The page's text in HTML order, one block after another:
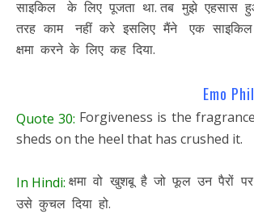
साइकिल के लिए पूजता था. तब मुझे एहसास
तरह काम नहीं करे इसलिए मैंने एक
क्षमा करने के लिए कह दिया.
Emo
Quote 30: Forgiveness is the
sheds on the heel that has crushed it.
In Hindi: क्षमा वो खुशबू है जो फूल उन पैरों
उसे कुचल दिया हो.